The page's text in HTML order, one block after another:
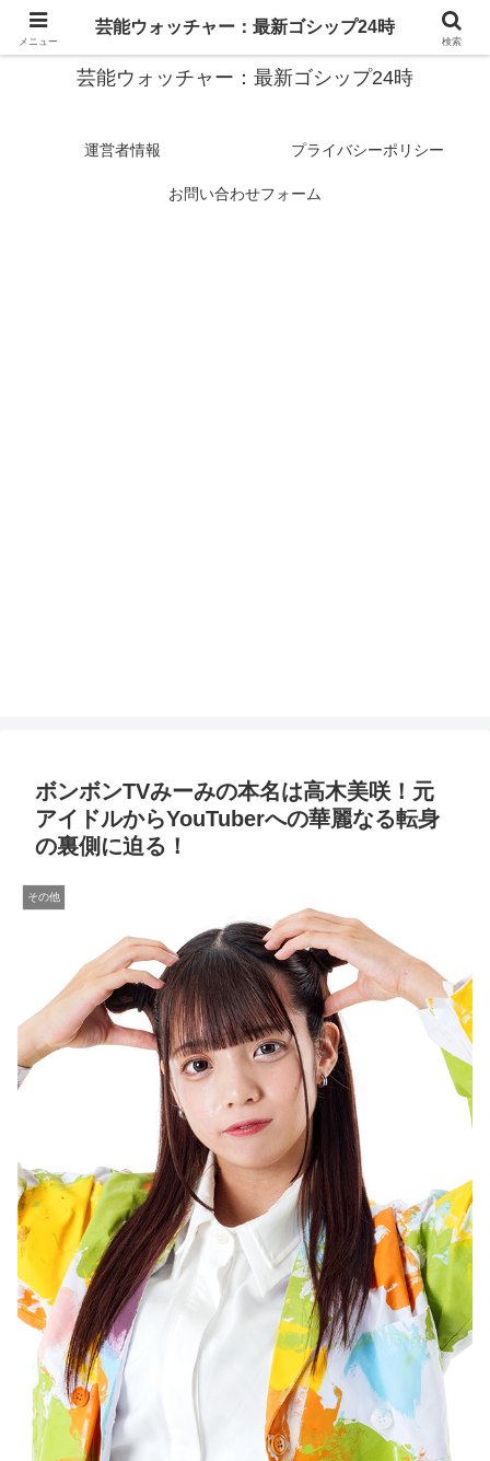
スターたちの裏側を徹底追跡！話題のゴシップがここに集結
芸能ウォッチャー：最新ゴシップ24時
運営者情報 プライバシーポリシー
お問い合わせフォーム
ボンボンTVみーみの本名は高木美咲！元
アイドルからYouTuberへの華麗なる転身
の裏側に迫る！
その他
メニュー
芸能ウォッチャー：最新ゴシップ24時
検索